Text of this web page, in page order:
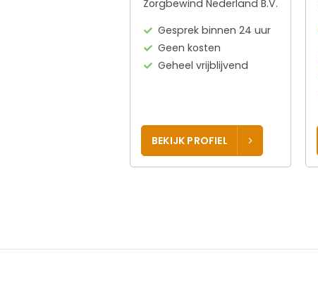
Zorgbewind Nederland B.V.
Gesprek binnen 24 uur
Geen kosten
Geheel vrijblijvend
BEKIJK PROFIEL